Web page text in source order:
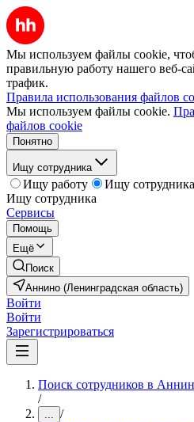
Мы используем файлы cookie,
правильную работу нашего веб-
трафик.
Правила использования файлов
Мы используем файлы cookie.
файлов cookie
Понятно
Ищу сотрудника
Ищу работу
Ищу сотрудника
Ищу сотрудника
Сервисы
Помощь
Ещё
Поиск
Аннино (Ленинградская область)
Войти
Войти
Зарегистрироваться
Поиск сотрудников в
/
... /